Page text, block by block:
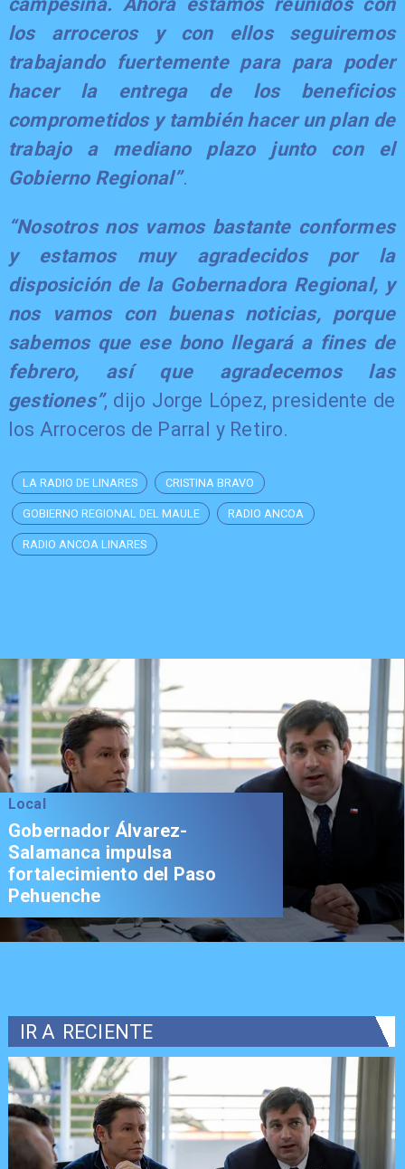
los arroceros y con ellos seguiremos
trabajando fuertemente para para poder
hacer la entrega de los beneficios
comprometidos y también hacer un plan de
trabajo a mediano plazo junto con el
Gobierno Regional”.
“Nosotros nos vamos bastante conformes
y estamos muy agradecidos por la
disposición de la Gobernadora Regional, y
nos vamos con buenas noticias, porque
sabemos que ese bono llegará a fines de
febrero, así que agradecemos las
gestiones”, dijo Jorge López, presidente de
los Arroceros de Parral y Retiro.
LA RADIO DE LINARES CRISTINA BRAVO
GOBIERNO REGIONAL DEL MAULE RADIO ANCOA
RADIO ANCOA LINARES
Local
Gobernador Álvarez-
Salamanca impulsa
fortalecimiento del Paso
Pehuenche
IR A RECIENTE